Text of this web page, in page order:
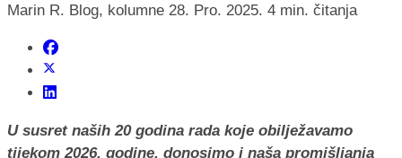
Marin R. Blog, kolumne 28. Pro. 2025. 4 min. čitanja
U susret naših 20 godina rada koje obilježavamo
tijekom 2026. godine, donosimo i naša promišljanja